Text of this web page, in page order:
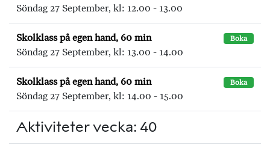
Söndag 27 September, kl: 12.00 - 13.00
Skolklass på egen hand, 60 min Boka
Söndag 27 September, kl: 13.00 - 14.00
Skolklass på egen hand, 60 min Boka
Söndag 27 September, kl: 14.00 - 15.00
Aktiviteter vecka: 40